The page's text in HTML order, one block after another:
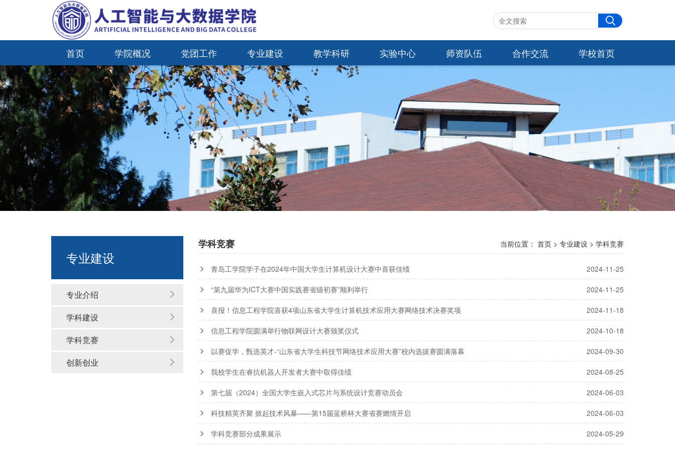
首页 学院概况 党团工作 专业建设 教学科研 实验中心 师资队伍 合作交流 学校首页
专业建设
专业介绍
学科建设
学科竞赛
创新创业
学科竞赛 当前位置： 首页 > 专业建设 > 学科竞赛
青岛工学院学子在2024年中国大学生计算机设计大赛中喜获佳绩 2024-11-25
“第九届华为ICT大赛中国实践赛省级初赛”顺利举行 2024-11-25
喜报！信息工程学院喜获4项山东省大学生计算机技术应用大赛网络技术决赛奖项 2024-11-18
信息工程学院圆满举行物联网设计大赛颁奖仪式 2024-10-18
以赛促学，甄选英才-“山东省大学生科技节网络技术应用大赛”校内选拔赛圆满落幕 2024-09-30
我校学生在睿抗机器人开发者大赛中取得佳绩 2024-08-25
第七届（2024）全国大学生嵌入式芯片与系统设计竞赛动员会 2024-06-03
科技精英齐聚 掀起技术风暴——第15届蓝桥杯大赛省赛燃情开启 2024-06-03
学科竞赛部分成果展示 2024-05-29